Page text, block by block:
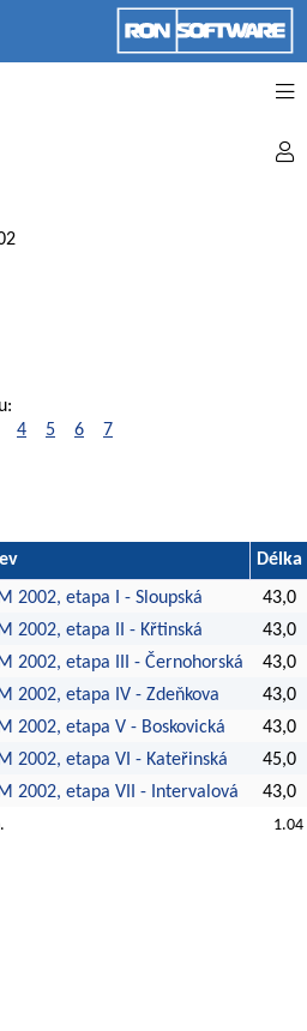
4 5 6 7
Délka
2002, etapa I - Sloupská
43,0
2002, etapa II - Křtinská
43,0
2002, etapa III - Černohorská
43,0
2002, etapa IV - Zdeňkova
43,0
2002, etapa V - Boskovická
43,0
2002, etapa VI - Kateřinská
45,0
2002, etapa VII - Intervalová 43,0
1.04